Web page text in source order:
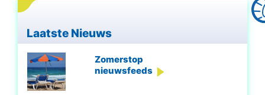
Laatste Nieuws
Zomerstop
nieuwsfeeds